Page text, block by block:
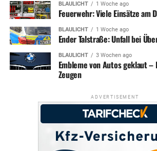
BLAULICHT 1 Woche ago
Feuerwehr: Viele Einsätze am
BLAULICHT 1 Woche ago
Ender Talstraße: Unfall bei
BLAULICHT 3 Wochen ago
Embleme von Autos geklaut –
Zeugen
ADVERTISEMENT